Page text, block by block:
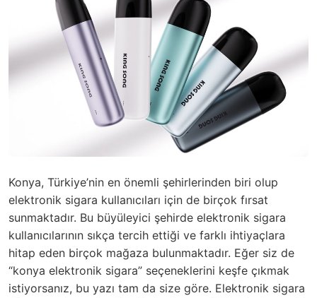
Konya, Türkiye’nin en önemli şehirlerinden biri olup
elektronik sigara kullanıcıları için de birçok fırsat
sunmaktadır. Bu büyüleyici şehirde elektronik sigara
kullanıcılarının sıkça tercih ettiği ve farklı ihtiyaçlara
hitap eden birçok mağaza bulunmaktadır. Eğer siz de
“konya elektronik sigara” seçeneklerini keşfe çıkmak
istiyorsanız, bu yazı tam da size göre. Elektronik sigara